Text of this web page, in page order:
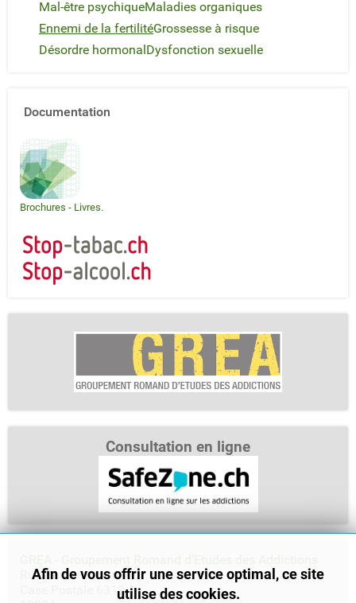
Mal-être psychiqueMaladies organiques
Ennemi de la fertilitéGrossesse à risque
Désordre hormonalDysfonction sexuelle
Documentation
Brochures - Livres.
Consultation en ligne
Rue Saint-Pierre 3
Case Postale 6319
Afin de vous offrir une service optimal, ce site
utilise des cookies.